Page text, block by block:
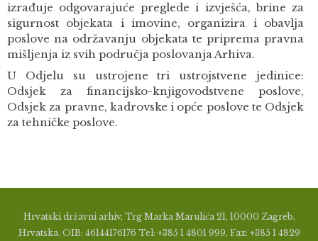
izrađuje odgovarajuće preglede i izvješća, brine za
sigurnost objekata i imovine, organizira i obavlja
poslove na održavanju objekata te priprema pravna
mišljenja iz svih područja poslovanja Arhiva.
U Odjelu su ustrojene tri ustrojstvene jedinice:
Odsjek za financijsko-knjigovodstvene poslove,
Odsjek za pravne, kadrovske i opće poslove te Odsjek
za tehničke poslove.
Hrvatski državni arhiv, Trg Marka Marulića 21, 10000 Zagreb,
Hrvatska. OIB: 46144176176 Tel: +385 1 4801 999, Fax: +385 1 4829